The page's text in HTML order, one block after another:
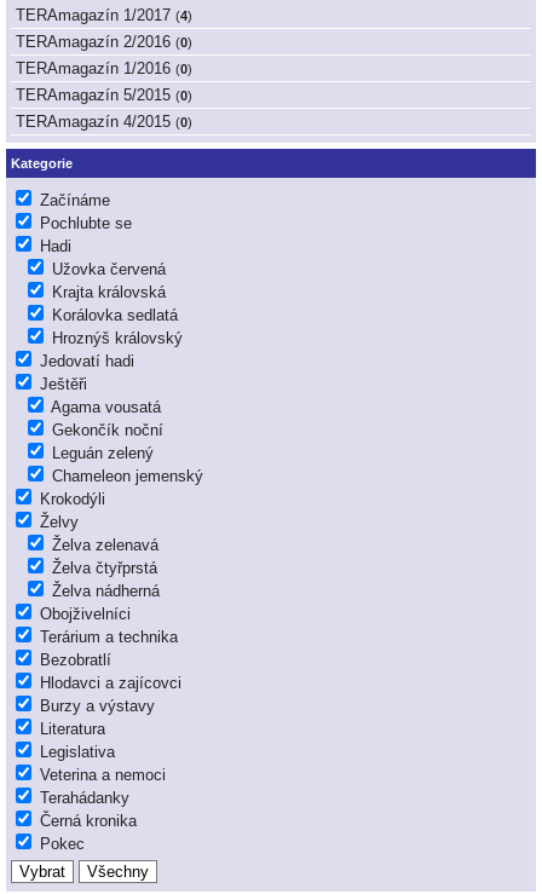
TERAmagazín 1/2017 (4)
TERAmagazín 2/2016 (0)
TERAmagazín 1/2016 (0)
TERAmagazín 5/2015 (0)
TERAmagazín 4/2015 (0)
Kategorie
Začínáme
Pochlubte se
Hadi
Užovka červená
Krajta královská
Korálovka sedlatá
Hroznýš královský
Jedovatí hadi
Ještěři
Agama vousatá
Gekončík noční
Leguán zelený
Chameleon jemenský
Krokodýli
Želvy
Želva zelenavá
Želva čtyřprstá
Želva nádherná
Obojživelníci
Terárium a technika
Bezobratlí
Hlodavci a zajícovci
Burzy a výstavy
Literatura
Legislativa
Veterina a nemoci
Terahádanky
Černá kronika
Pokec